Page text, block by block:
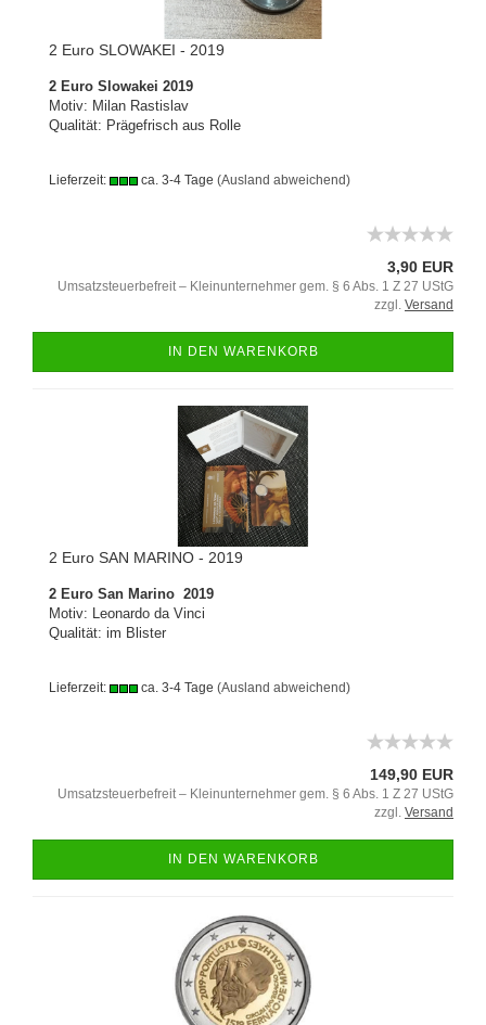
2 Euro SLOWAKEI - 2019
2 Euro Slowakei 2019
Motiv: Milan Rastislav
Qualität: Prägefrisch aus Rolle
Lieferzeit: ca. 3-4 Tage (Ausland abweichend)
3,90 EUR
Umsatzsteuerbefreit – Kleinunternehmer gem. § 6 Abs. 1 Z 27 UStG
zzgl. Versand
IN DEN WARENKORB
2 Euro SAN MARINO - 2019
2 Euro San Marino 2019
Motiv: Leonardo da Vinci
Qualität: im Blister
Lieferzeit: ca. 3-4 Tage (Ausland abweichend)
149,90 EUR
Umsatzsteuerbefreit – Kleinunternehmer gem. § 6 Abs. 1 Z 27 UStG
zzgl. Versand
IN DEN WARENKORB